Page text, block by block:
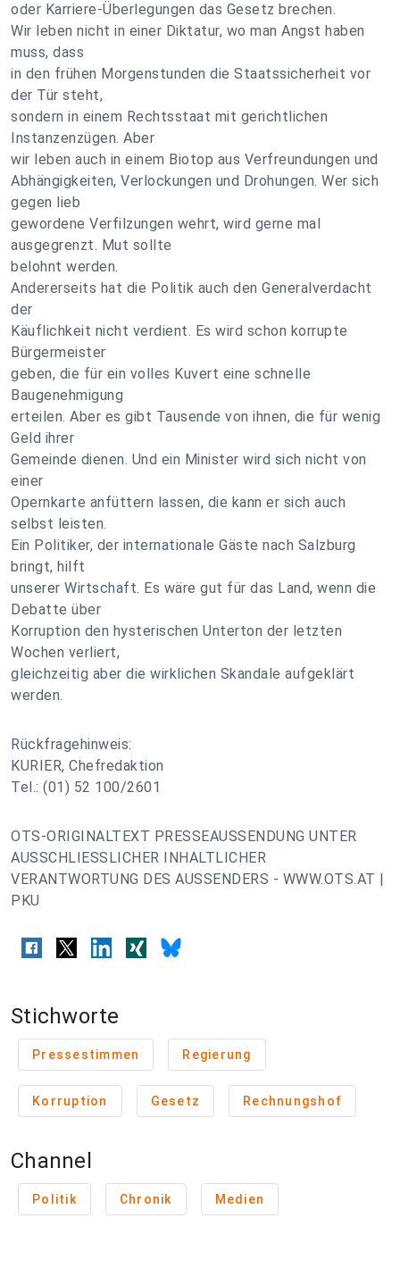
oder Karriere-Überlegungen das Gesetz brechen.
Wir leben nicht in einer Diktatur, wo man Angst haben
muss, dass
in den frühen Morgenstunden die Staatssicherheit vor
der Tür steht,
sondern in einem Rechtsstaat mit gerichtlichen
Instanzenzügen. Aber
wir leben auch in einem Biotop aus Verfreundungen und
Abhängigkeiten, Verlockungen und Drohungen. Wer sich
gegen lieb
gewordene Verfilzungen wehrt, wird gerne mal
ausgegrenzt. Mut sollte
belohnt werden.
Andererseits hat die Politik auch den Generalverdacht
der
Käuflichkeit nicht verdient. Es wird schon korrupte
Bürgermeister
geben, die für ein volles Kuvert eine schnelle
Baugenehmigung
erteilen. Aber es gibt Tausende von ihnen, die für wenig
Geld ihrer
Gemeinde dienen. Und ein Minister wird sich nicht von
einer
Opernkarte anfüttern lassen, die kann er sich auch
selbst leisten.
Ein Politiker, der internationale Gäste nach Salzburg
bringt, hilft
unserer Wirtschaft. Es wäre gut für das Land, wenn die
Debatte über
Korruption den hysterischen Unterton der letzten
Wochen verliert,
gleichzeitig aber die wirklichen Skandale aufgeklärt
werden.
Rückfragehinweis:
KURIER, Chefredaktion
Tel.: (01) 52 100/2601
OTS-ORIGINALTEXT PRESSEAUSSENDUNG UNTER
AUSSCHLIESSLICHER INHALTLICHER
VERANTWORTUNG DES AUSSENDERS - WWW.OTS.AT |
PKU
Stichworte
Pressestimmen Regierung
Korruption Gesetz Rechnungshof
Channel
Politik Chronik Medien